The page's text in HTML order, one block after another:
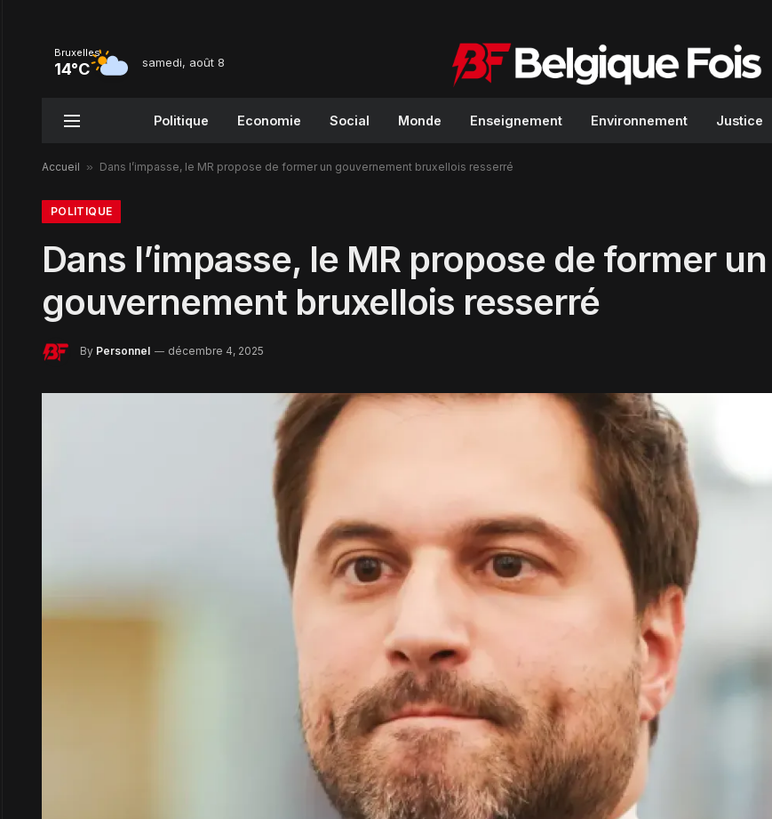
Bruxelles
14°C samedi, août 8
Politique Economie Social Monde Enseignement Environnement Justice
Accueil » Dans l’impasse, le MR propose de former un gouvernement bruxellois resserré
POLITIQUE
Dans l’impasse, le MR propose de former un
gouvernement bruxellois resserré
By Personnel décembre 4, 2025